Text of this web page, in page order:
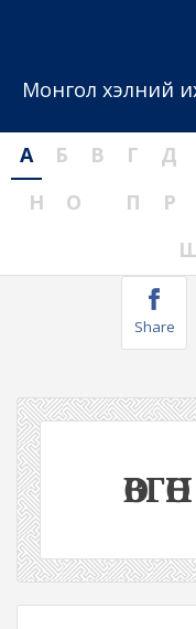
Монгол хэлний
А Б В Г Д
Н
О П Р
Share
ӨВГӨН